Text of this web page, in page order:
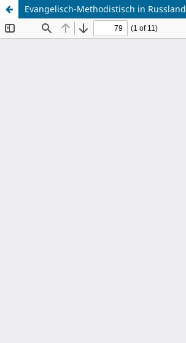
Evangelisch-Methodistisch in Russland